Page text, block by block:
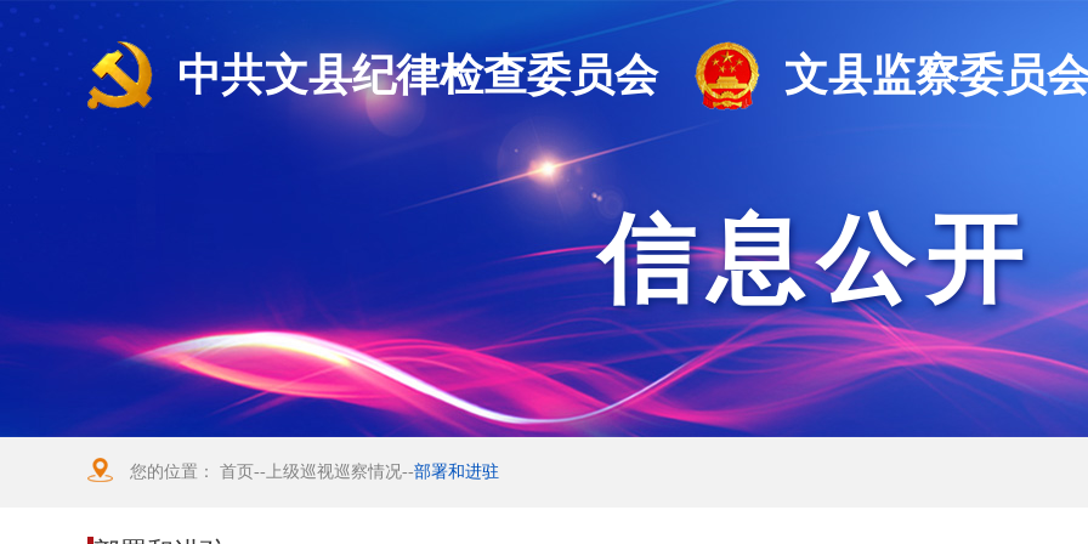
中共文县纪律检查委员会 文县监察委员
信息公开
您的位置： 首页 --上级巡视巡察情况--部署和进驻